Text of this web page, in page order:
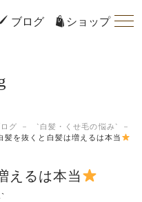
ブログ ショップ
グ
`白髪・くせ毛の悩み`
髪を抜くと白髪は増えるは本当
えるは本当